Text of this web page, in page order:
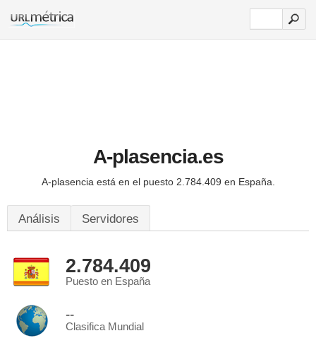
A-plasencia.es
A-plasencia está en el puesto 2.784.409 en España.
Análisis Servidores
2.784.409
Puesto en España
--
Clasifica Mundial